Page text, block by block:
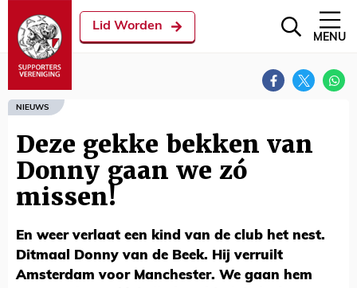
Lid Worden
MENU
NIEUWS
Deze gekke bekken van
Donny gaan we zó
missen!
En weer verlaat een kind van de club het nest.
Ditmaal Donny van de Beek. Hij verruilt
Amsterdam voor Manchester. We gaan hem